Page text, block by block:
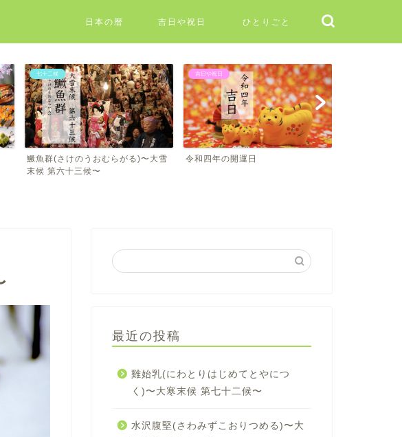
日本の暦 吉日や祝日 ひとりごと
(さけのうおむらがる)〜大雪
六十三候〜
吉日や祝日
令和四年の開運日
二十四節気
最近の投稿
雞始乳(にわとりはじめてとやにつ
く)〜大寒末候 第七十二候〜
水沢腹堅(さわみずこおりつめる)〜大